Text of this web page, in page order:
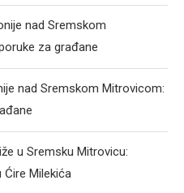
nad Sremskom
za građane
nad Sremskom Mitrovicom:
u Sremsku Mitrovicu:
Milekića